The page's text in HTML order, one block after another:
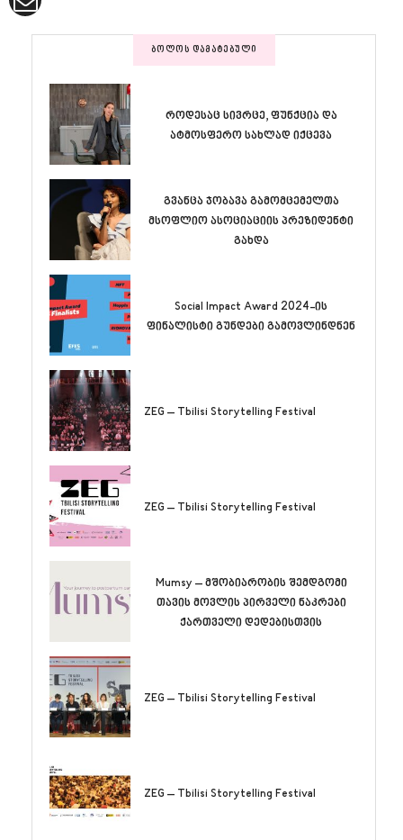
ᲑᲝᲚᲝᲡ ᲓᲐᲛᲐᲢᲔᲑᲣᲚᲘ
როდესაც სივრცე, ფუნქცია და
ატმოსფერო სახლად იქცევა
გვანცა ჯობავა გამომცემელთა
მსოფლიო ასოციაციის პრეზიდენტი
გახდა
Social Impact Award 2024-ის
ფინალისტი გუნდები გამოვლინდნენ
ZEG – Tbilisi Storytelling Festival
ZEG – Tbilisi Storytelling Festival
Mumsy – მშობიარობის შემდგომი
თავის მოვლის პირველი ნაკრები
ქართველი დედებისთვის
ZEG – Tbilisi Storytelling Festival
ZEG – Tbilisi Storytelling Festival